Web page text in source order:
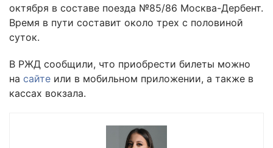
октября в составе поезда №85/86 Москва-Дербент.
Время в пути составит около трех с половиной
суток.
В РЖД сообщили, что приобрести билеты можно
на сайте или в мобильном приложении, а также в
кассах вокзала.